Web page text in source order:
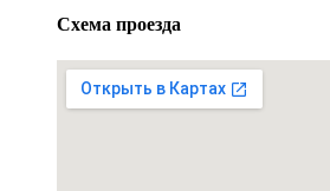
Схема проезда